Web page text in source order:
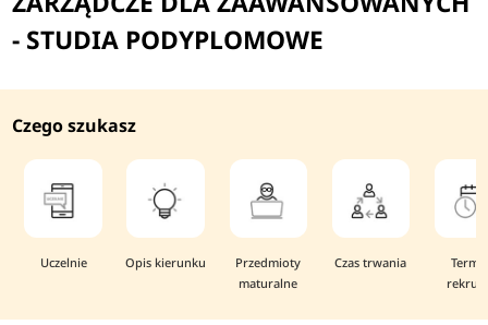
- STUDIA PODYPLOMOWE
Czego szukasz
Uczelnie Opis kierunku
Przedmioty
maturalne
Czas trwania